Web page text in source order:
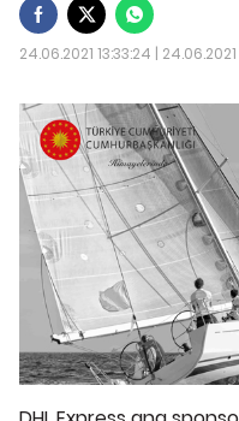
24.06.2021 13:33:24 |